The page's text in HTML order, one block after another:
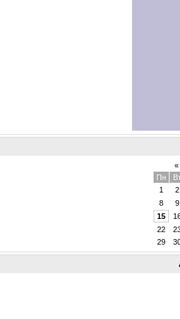
«
Пн
1
2
8
9
15
22
29